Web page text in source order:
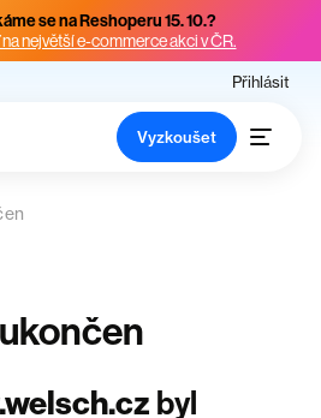
se na Reshoperu 15. 10.?
největší e-commerce akci v ČR.
Přihlásit
Vyzkoušet
byl